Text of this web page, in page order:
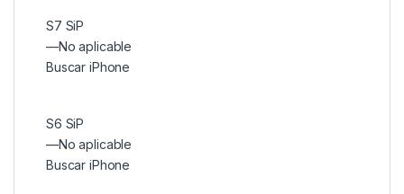
S7 SiP
—No aplicable
Buscar iPhone
S6 SiP
—No aplicable
Buscar iPhone